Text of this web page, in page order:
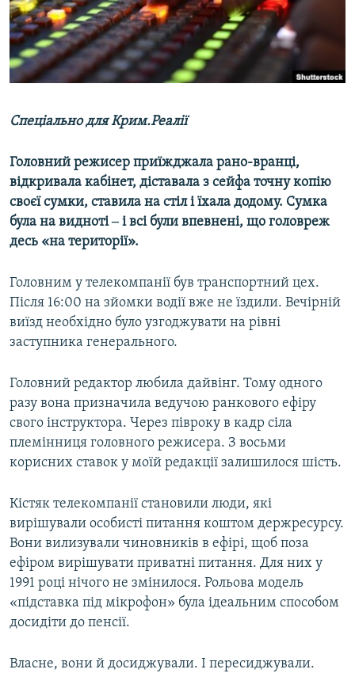
ВІДЕОУРОКИ «ELIFBE»
СВІДЧЕННЯ ОКУПАЦІЇ
УКРАЇНСЬКА ПРОБЛЕМА КРИМУ
Русский
Qırımtatar
Усі сайти RFE/RL
Спеціально для Крим.Реалії
Головний режисер приїжджала рано-вранці,
відкривала кабінет, діставала з сейфа точну копію
своєї сумки, ставила на стіл і їхала додому. Сумка
була на видноті ‒ і всі були впевнені, що головреж
десь «на території».
Головним у телекомпанії був транспортний цех.
Після 16:00 на зйомки водії вже не їздили. Вечірній
виїзд необхідно було узгоджувати на рівні
заступника генерального.
Головний редактор любила дайвінг. Тому одного
разу вона призначила ведучою ранкового ефіру
свого інструктора. Через півроку в кадр сіла
племінниця головного режисера. З восьми
корисних ставок у моїй редакції залишилося шість.
Кістяк телекомпанії становили люди, які
вирішували особисті питання коштом держресурсу.
Вони вилизували чиновників в ефірі, щоб поза
ефіром вирішувати приватні питання. Для них у
1991 році нічого не змінилося. Рольова модель
«підставка під мікрофон» була ідеальним способом
досидіти до пенсії.
Власне, вони й досиджували. І пересиджували.